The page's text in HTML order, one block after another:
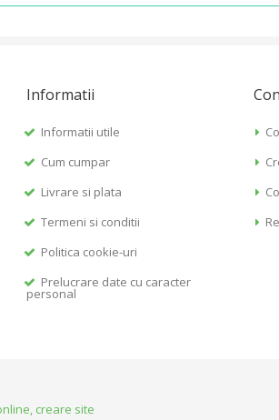
Informatii
Informatii utile
Cum cumpar
Livrare si plata
Termeni si conditii
Politica cookie-uri
Prelucrare date cu caracter
personal